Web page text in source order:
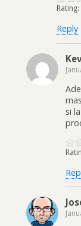
Reply
si